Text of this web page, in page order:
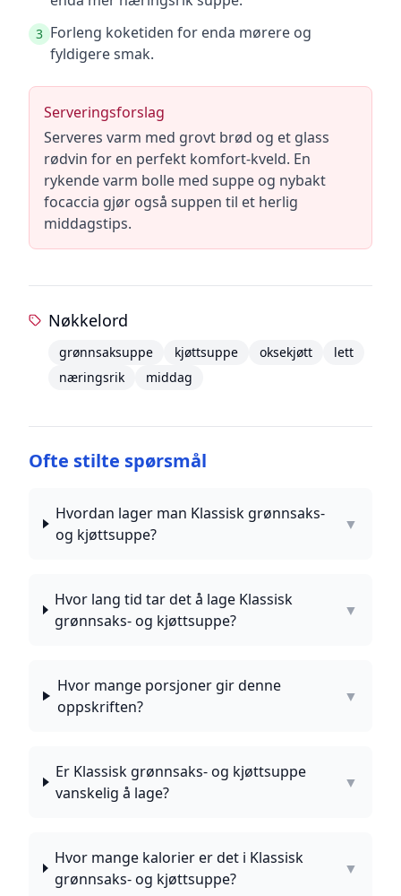
3 Forleng koketiden for enda mørere og
fyldigere smak.
Serveringsforslag
Serveres varm med grovt brød og et glass
rødvin for en perfekt komfort-kveld. En
rykende varm bolle med suppe og nybakt
focaccia gjør også suppen til et herlig
middagstips.
Nøkkelord
grønnsaksuppe kjøttsuppe oksekjøtt
lett
næringsrik
middag
Ofte stilte spørsmål
Hvordan lager man Klassisk grønnsaks-
og kjøttsuppe?
▼
Hvor lang tid tar det å lage Klassisk
grønnsaks- og kjøttsuppe?
▼
Hvor mange porsjoner gir denne
oppskriften?
▼
Er Klassisk grønnsaks- og kjøttsuppe
vanskelig å lage?
▼
Hvor mange kalorier er det i Klassisk
grønnsaks- og kjøttsuppe?
▼